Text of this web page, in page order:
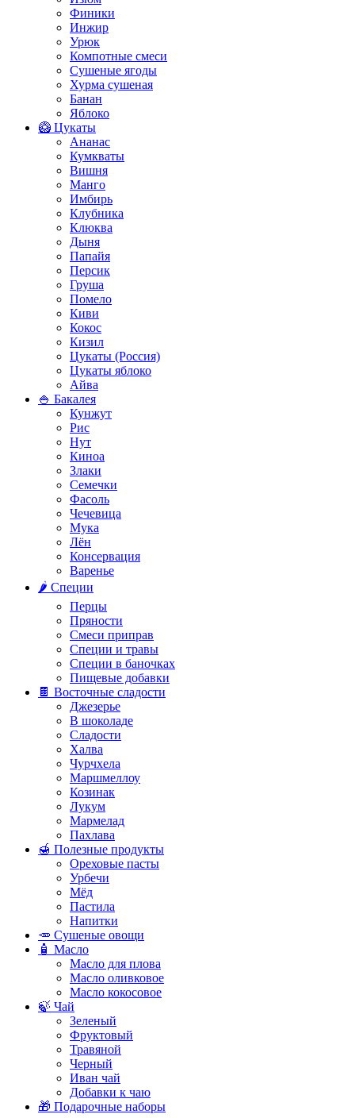
Финики
Инжир
Урюк
Компотные смеси
Сушеные ягоды
Хурма сушеная
Банан
Яблоко
🥝 Цукаты
Ананас
Кумкваты
Вишня
Манго
Имбирь
Клубника
Клюква
Дыня
Папайя
Персик
Груша
Помело
Киви
Кокос
Кизил
Цукаты (Россия)
Цукаты яблоко
Айва
🍚 Бакалея
Кунжут
Рис
Нут
Киноа
Злаки
Семечки
Фасоль
Чечевица
Мука
Лён
Консервация
Варенье
🌶️ Специи
Перцы
Пряности
Смеси приправ
Специи и травы
Специи в баночках
Пищевые добавки
🍫 Восточные сладости
Джезерье
В шоколаде
Сладости
Халва
Чурчхела
Маршмеллоу
Козинак
Лукум
Мармелад
Пахлава
🍯 Полезные продукты
Ореховые пасты
Урбечи
Мёд
Пастила
Напитки
🥕 Сушеные овощи
🧴 Масло
Масло для плова
Масло оливковое
Масло кокосовое
🍃 Чай
Зеленый
Фруктовый
Травяной
Черный
Иван чай
Добавки к чаю
🎁 Подарочные наборы